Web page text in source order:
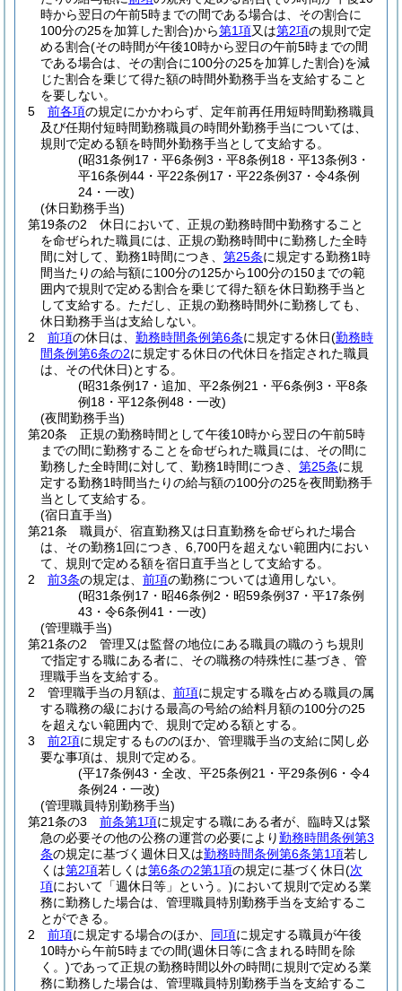
時から翌日の午前5時までの間である場合は、その割合に
100分の25を加算した割合)から第1項又は第2項の規則で定
める割合(その時間が午後10時から翌日の午前5時までの間
である場合は、その割合に100分の25を加算した割合)を減
じた割合を乗じて得た額の時間外勤務手当を支給すること
を要しない。
5
前各項の規定にかかわらず、定年前再任用短時間勤務職員
及び任期付短時間勤務職員の時間外勤務手当については、
規則で定める額を時間外勤務手当として支給する。
(昭31条例17・平6条例3・平8条例18・平13条例3・
平16条例44・平22条例17・平22条例37・令4条例
24・一改)
(休日勤務手当)
第19条の2
休日において、正規の勤務時間中勤務すること
を命ぜられた職員には、正規の勤務時間中に勤務した全時
間に対して、勤務1時間につき、 第25条に規定する勤務1時
間当たりの給与額に100分の125から100分の150までの範
囲内で規則で定める割合を乗じて得た額を休日勤務手当と
して支給する。 ただし、正規の勤務時間外に勤務しても、
休日勤務手当は支給しない。
2
前項の休日は、 勤務時間条例第6条に規定する休日(勤務時
間条例第6条の2に規定する休日の代休日を指定された職員
は、その代休日)とする。
(昭31条例17・追加、平2条例21・平6条例3・平8条
例18・平12条例48・一改)
(夜間勤務手当)
第20条
正規の勤務時間として午後10時から翌日の午前5時
までの間に勤務することを命ぜられた職員には、その間に
勤務した全時間に対して、勤務1時間につき、 第25条に規
定する勤務1時間当たりの給与額の100分の25を夜間勤務手
当として支給する。
(宿日直手当)
第21条
職員が、宿直勤務又は日直勤務を命ぜられた場合
は、その勤務1回につき、6,700円を超えない範囲内におい
て、規則で定める額を宿日直手当として支給する。
2
前3条の規定は、 前項の勤務については適用しない。
(昭31条例17・昭46条例2・昭59条例37・平17条例
43・令6条例41・一改)
(管理職手当)
第21条の2
管理又は監督の地位にある職員の職のうち規則
で指定する職にある者に、その職務の特殊性に基づき、管
理職手当を支給する。
2
管理職手当の月額は、 前項に規定する職を占める職員の属
する職務の級における最高の号給の給料月額の100分の25
を超えない範囲内で、規則で定める額とする。
3
前2項に規定するもののほか、管理職手当の支給に関し必
要な事項は、規則で定める。
(平17条例43・全改、平25条例21・平29条例6・令4
条例24・一改)
(管理職員特別勤務手当)
第21条の3
前条第1項に規定する職にある者が、臨時又は緊
急の必要その他の公務の運営の必要により勤務時間条例第3
条の規定に基づく週休日又は勤務時間条例第6条第1項若し
くは第2項若しくは第6条の2第1項の規定に基づく休日(次
項において「週休日等」という。)において規則で定める業
務に勤務した場合は、管理職員特別勤務手当を支給するこ
とができる。
2
前項に規定する場合のほか、 同項に規定する職員が午後
10時から午前5時までの間(週休日等に含まれる時間を除
く。)であって正規の勤務時間以外の時間に規則で定める業
務に勤務した場合は、管理職員特別勤務手当を支給するこ